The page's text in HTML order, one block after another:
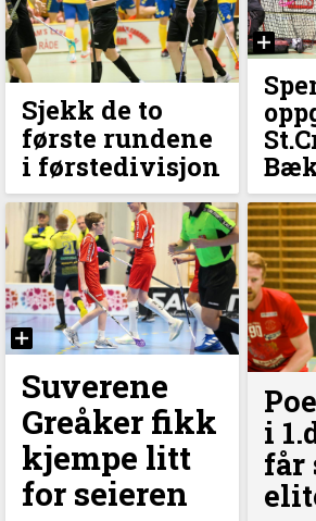
Sjekk de to
første rundene
i førstedivisjon
Suverene
Greåker fikk
kjempe litt
for seieren
i
får